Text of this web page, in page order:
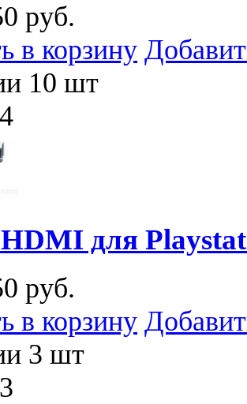
руб.
в корзину
10 шт
для
руб.
в корзину
3 шт